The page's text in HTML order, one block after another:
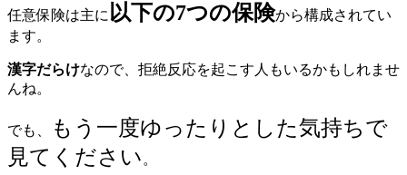
任意保険は主に 以下の7つの保険から構成されてい
ます。
漢字だらけなので、拒絶反応を起こす人もいるかもしれませ
んね。
でも、
もう一度ゆったりとした気持ちで
見てください 。